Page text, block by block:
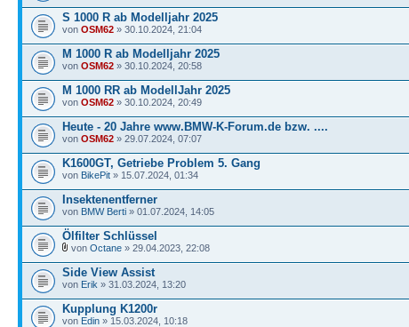
S 1000 R ab Modelljahr 2025
von OSM62 » 30.10.2024, 21:04
M 1000 R ab Modelljahr 2025
von OSM62 » 30.10.2024, 20:58
M 1000 RR ab ModellJahr 2025
von OSM62 » 30.10.2024, 20:49
Heute - 20 Jahre www.BMW-K-Forum.de bzw. ....
von OSM62 » 29.07.2024, 07:07
K1600GT, Getriebe Problem 5. Gang
von BikePit » 15.07.2024, 01:34
Insektenentferner
von BMW Berti » 01.07.2024, 14:05
Ölfilter Schlüssel
von Octane » 29.04.2023, 22:08
Side View Assist
von Erik » 31.03.2024, 13:20
Kupplung K1200r
von Edin » 15.03.2024, 10:18